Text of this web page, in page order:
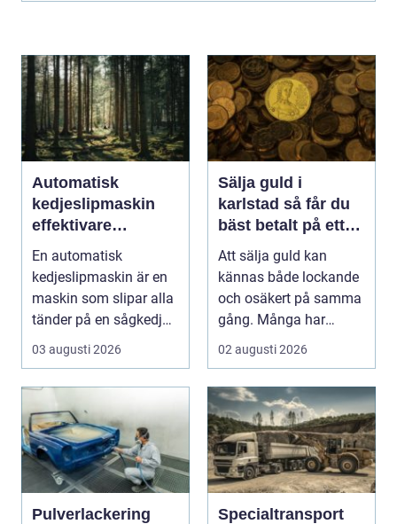
Automatisk
kedjeslipmaskin
effektivare
skogsarbete med
jämnare resultat
En automatisk
kedjeslipmaskin är en
maskin som slipar alla
tänder på en sågkedja
utan att användaren...
03 augusti 2026
Sälja guld i
karlstad så får du
bäst betalt på ett
tryggt sätt
Att sälja guld kan
kännas både lockande
och osäkert på samma
gång. Många har
gamla smycken,
arvegods...
02 augusti 2026
Pulverlackering
Specialtransport